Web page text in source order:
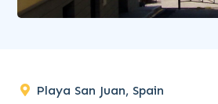
Playa San Juan, Spain